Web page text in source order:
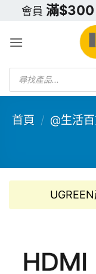
content
會員 滿$300
Products
search
首頁 / @生活